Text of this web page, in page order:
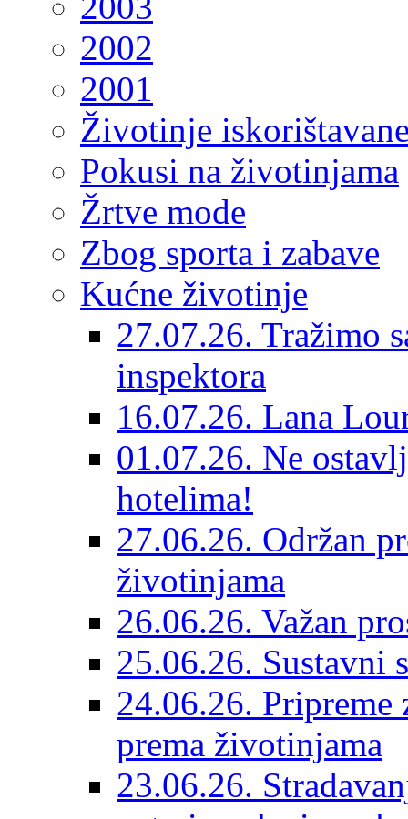
2002
2001
Životinje
Pokusi na životinjama
Žrtve mode
Zbog sporta i zabave
Kućne životinje
27.07.26. Tražimo
inspektora
16.07.26. Lana
01.07.26. Ne
hotelima!
27.06.26. Održan
životinjama
26.06.26. Važan
25.06.26. Sustavni
24.06.26.
prema životinjama
23.06.26.